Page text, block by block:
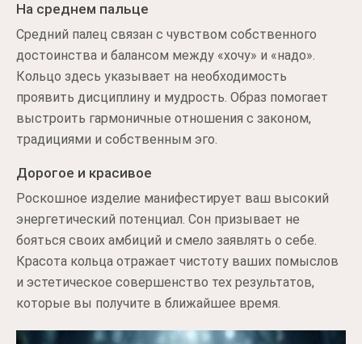
На среднем пальце
Средний палец связан с чувством собственного
достоинства и балансом между «хочу» и «надо».
Кольцо здесь указывает на необходимость
проявить дисциплину и мудрость. Образ помогает
выстроить гармоничные отношения с законом,
традициями и собственным эго.
Дорогое и красивое
Роскошное изделие манифестирует ваш высокий
энергетический потенциал. Сон призывает не
бояться своих амбиций и смело заявлять о себе.
Красота кольца отражает чистоту ваших помыслов
и эстетическое совершенство тех результатов,
которые вы получите в ближайшее время.